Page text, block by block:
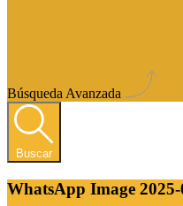
Búsqueda Avanzada
Buscar
WhatsApp Image